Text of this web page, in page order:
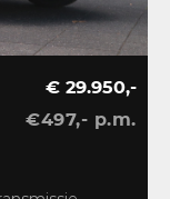
€ 29.950,-
€497,- p.m.